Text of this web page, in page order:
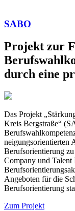
SABO
Projekt zur
durch eine
Das Projekt
Kreis Bergstraße“
neigungsorientierten
Berufsorientierung
Company und Talent
Angeboten für die
Berufsorientierung
Zum Projekt